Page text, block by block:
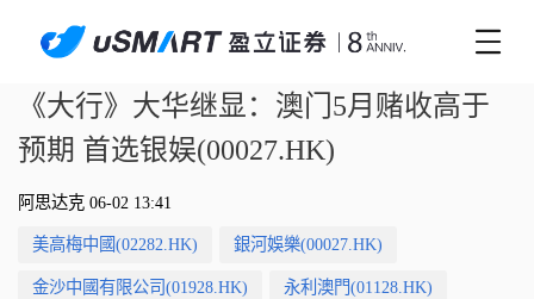
《大行》大华继显：澳门5月赌收高于
预期 首选银娱(00027.HK)
阿思达克 06-02 13:41
美高梅中國(02282.HK) 銀河娛樂(00027.HK)
金沙中國有限公司(01928.HK) 永利澳門(01128.HK)